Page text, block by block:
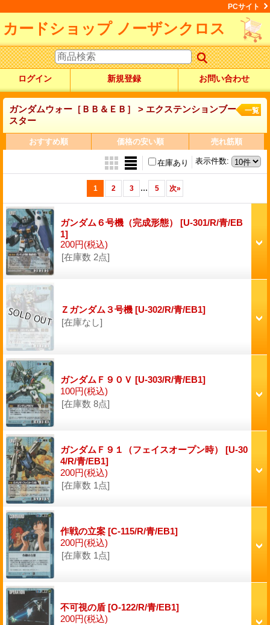
PCサイト
カードショップ ノーザンクロス
ログイン 新規登録 お問い合わせ
ガンダムウォー［ＢＢ＆ＥＢ］ > エクステンションブー
スター
一覧
おすすめ順 価格の安い順 売れ筋順
表示件数:
在庫あり
1 2 3 ... 5 次»
ガンダム６号機（完成形態） [U-301/R/青/EB
1]
200円(税込)
[在庫数 2点]
Ｚガンダム３号機 [U-302/R/青/EB1]
[在庫なし]
ガンダムＦ９０Ｖ [U-303/R/青/EB1]
100円(税込)
[在庫数 8点]
ガンダムＦ９１（フェイスオープン時） [U-30
4/R/青/EB1]
200円(税込)
[在庫数 1点]
作戦の立案 [C-115/R/青/EB1]
200円(税込)
[在庫数 1点]
不可視の盾 [O-122/R/青/EB1]
200円(税込)